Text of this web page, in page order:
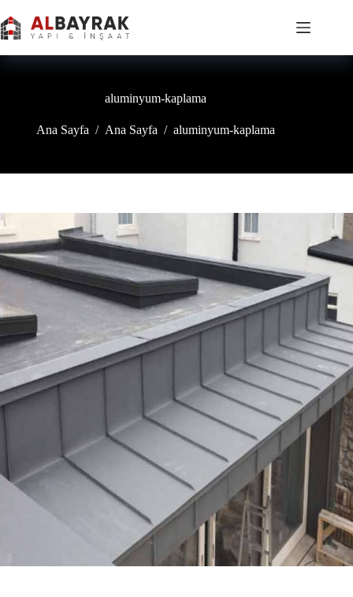
geç
aluminyum-kaplama
Ana Sayfa / Ana Sayfa / aluminyum-kaplama